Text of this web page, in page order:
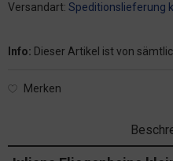
Versandart: Speditionslieferung
Info: Dieser Artikel ist von
Merken